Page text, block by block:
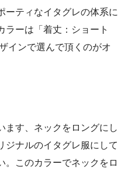
ーティなイタグレの体系に
ラーは「着丈：ショート
インで選んで頂くのがオ
ます、ネックをロングにし
ジナルのイタグレ服にして
。このカラーでネックをロ